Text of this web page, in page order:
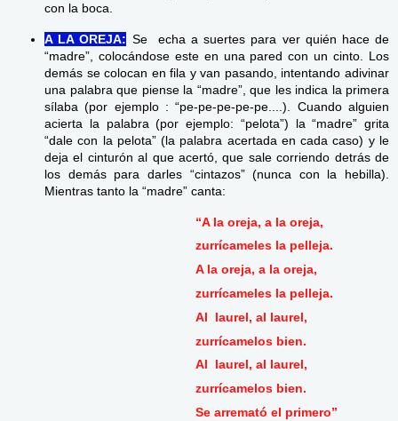
con la boca.
A LA OREJA: Se echa a suertes para ver quién hace de
“madre”, colocándose este en una pared con un cinto. Los
demás se colocan en fila y van pasando, intentando adivinar
una palabra que piense la “madre”, que les indica la primera
sílaba (por ejemplo : “pe-pe-pe-pe-pe....). Cuando alguien
acierta la palabra (por ejemplo: “pelota”) la “madre” grita
“dale con la pelota” (la palabra acertada en cada caso) y le
deja el cinturón al que acertó, que sale corriendo detrás de
los demás para darles “cintazos” (nunca con la hebilla).
Mientras tanto la “madre” canta:
“A la oreja, a la oreja,
zurrícameles la pelleja.
A la oreja, a la oreja,
zurrícameles la pelleja.
Al laurel, al laurel,
zurrícamelos bien.
Al laurel, al laurel,
zurrícamelos bien.
Se arremató el primero”